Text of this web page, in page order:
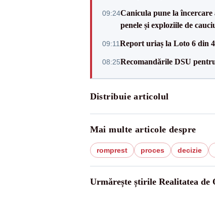
09:24Canicula pune la
penele și exploziile de
09:11Report uriaș la Loto 6 din
08:25Recomandările DSU
Distribuie articolul
Mai multe articole despre
romprest proces decizie
Urmărește știrile Realitatea de